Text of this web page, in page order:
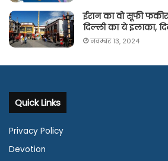
ईरान का वो सूफी
दिल्ली का ये इलाका,
नवम्बर 13, 2024
Quick Links
Privacy Policy
Devotion